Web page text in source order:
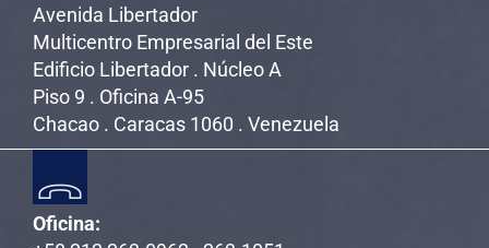
Avenida Libertador
Multicentro Empresarial del Este
Edificio Libertador . Núcleo A
Piso 9 . Oficina A-95
Chacao . Caracas 1060 . Venezuela
Oficina: